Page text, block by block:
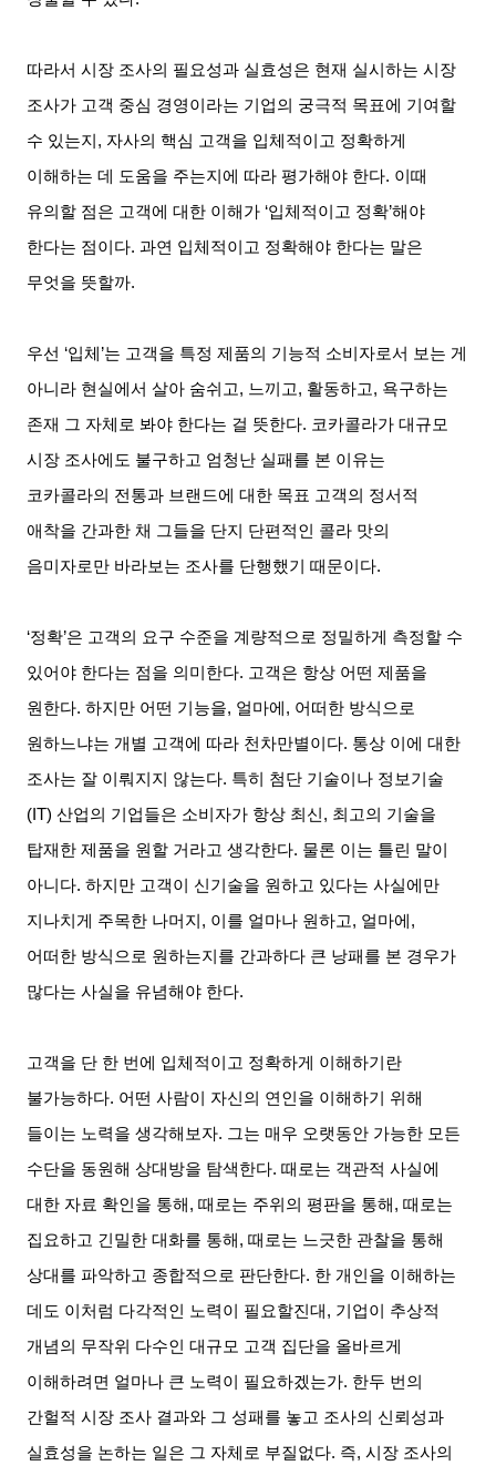
따라서 시장 조사의 필요성과 실효성은 현재 실시하는 시장
조사가 고객 중심 경영이라는 기업의 궁극적 목표에 기여할
수 있는지, 자사의 핵심 고객을 입체적이고 정확하게
이해하는 데 도움을 주는지에 따라 평가해야 한다. 이때
유의할 점은 고객에 대한 이해가 ‘입체적이고 정확’해야
한다는 점이다. 과연 입체적이고 정확해야 한다는 말은
무엇을 뜻할까.
우선 ‘입체’는 고객을 특정 제품의 기능적 소비자로서 보는 게
아니라 현실에서 살아 숨쉬고, 느끼고, 활동하고, 욕구하는
존재 그 자체로 봐야 한다는 걸 뜻한다. 코카콜라가 대규모
시장 조사에도 불구하고 엄청난 실패를 본 이유는
코카콜라의 전통과 브랜드에 대한 목표 고객의 정서적
애착을 간과한 채 그들을 단지 단편적인 콜라 맛의
음미자로만 바라보는 조사를 단행했기 때문이다.
‘정확’은 고객의 요구 수준을 계량적으로 정밀하게 측정할 수
있어야 한다는 점을 의미한다. 고객은 항상 어떤 제품을
원한다. 하지만 어떤 기능을, 얼마에, 어떠한 방식으로
원하느냐는 개별 고객에 따라 천차만별이다. 통상 이에 대한
조사는 잘 이뤄지지 않는다. 특히 첨단 기술이나 정보기술
(IT) 산업의 기업들은 소비자가 항상 최신, 최고의 기술을
탑재한 제품을 원할 거라고 생각한다. 물론 이는 틀린 말이
아니다. 하지만 고객이 신기술을 원하고 있다는 사실에만
지나치게 주목한 나머지, 이를 얼마나 원하고, 얼마에,
어떠한 방식으로 원하는지를 간과하다 큰 낭패를 본 경우가
많다는 사실을 유념해야 한다.
고객을 단 한 번에 입체적이고 정확하게 이해하기란
불가능하다. 어떤 사람이 자신의 연인을 이해하기 위해
들이는 노력을 생각해보자. 그는 매우 오랫동안 가능한 모든
수단을 동원해 상대방을 탐색한다. 때로는 객관적 사실에
대한 자료 확인을 통해, 때로는 주위의 평판을 통해, 때로는
집요하고 긴밀한 대화를 통해, 때로는 느긋한 관찰을 통해
상대를 파악하고 종합적으로 판단한다. 한 개인을 이해하는
데도 이처럼 다각적인 노력이 필요할진대, 기업이 추상적
개념의 무작위 다수인 대규모 고객 집단을 올바르게
이해하려면 얼마나 큰 노력이 필요하겠는가. 한두 번의
간헐적 시장 조사 결과와 그 성패를 놓고 조사의 신뢰성과
실효성을 논하는 일은 그 자체로 부질없다. 즉, 시장 조사의